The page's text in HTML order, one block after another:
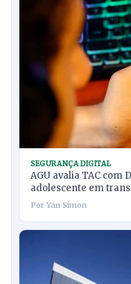
SEGURANÇA DIGITAL
AGU avalia TAC com
adolescente em
Por Yan Simon